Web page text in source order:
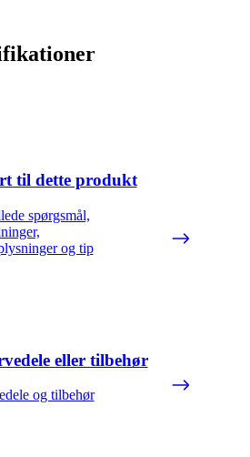
til dette produkt
spørgsmål,
og tip
eller tilbehør
og tilbehør